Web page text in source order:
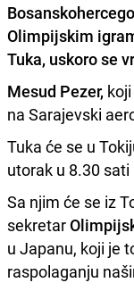
Olimpijskim
Tuka, uskoro se
Mesud Pezer,
na Sarajevski
Tuka će se u
utorak u 8.30
Sa njim će se iz
sekretar
u Japanu, koji je
raspolaganju